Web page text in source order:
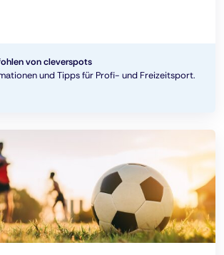
von cleverspots
und Tipps für Profi- und Freizeitsport.